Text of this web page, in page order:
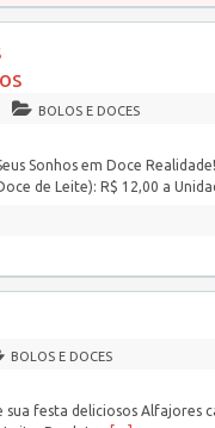
BOLOS E DOCES
Sonhos em Doce
de Leite): R$ 12,00 a
BOLOS E DOCES
festa deliciosos Alfajores